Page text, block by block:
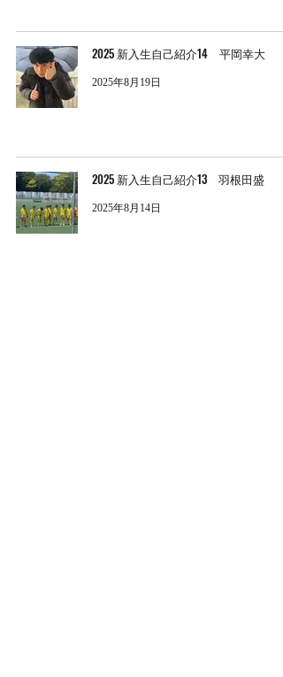
2025 新入生自己紹介14 平岡幸大
2025年8月19日
2025 新入生自己紹介13 羽根田盛
2025年8月14日